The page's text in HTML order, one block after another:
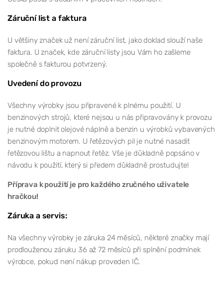
Záruční list a faktura
U většiny značek už není záruční list, jako doklad slouží naše
faktura. U značek, kde záruční listy jsou Vám ho zašleme
společně s fakturou potvrzený.
Uvedení do provozu
Všechny výrobky jsou připravené k plnému použití. U
benzinových strojů, které nejsou u nás připravovány k provozu
je nutné doplnit olejové náplně a benzin u výrobků vybavených
benzinovým motorem. U řetězových pil je nutné nasadit
řetězovou lištu a napnout řetěz. Vše je důkladně popsáno v
návodu k použití, který si předem důkladně prostudujte!
Příprava k použití je pro každého zručného uživatele
hračkou!
Záruka a servis:
Na všechny výrobky je záruka 24 měsíců, některé značky mají
prodlouženou záruku 36 až 72 měsíců při splnění podmínek
výrobce, pokud není nákup proveden IČ.